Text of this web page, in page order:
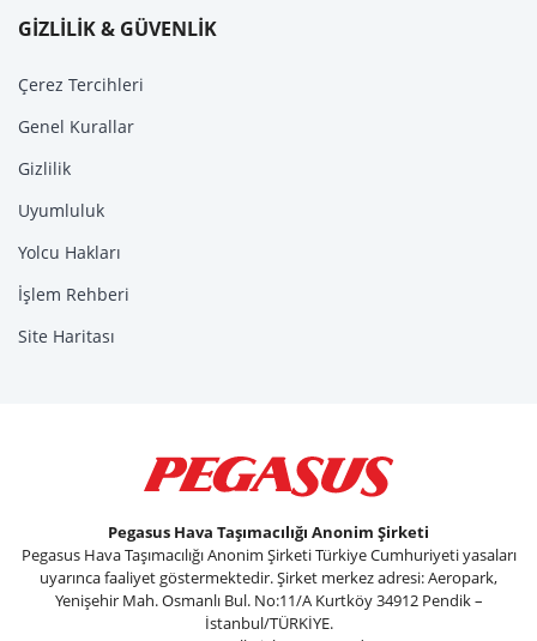
GİZLİLİK & GÜVENLİK
Çerez Tercihleri
Genel Kurallar
Gizlilik
Uyumluluk
Yolcu Hakları
İşlem Rehberi
Site Haritası
Pegasus Hava Taşımacılığı Anonim Şirketi
Pegasus Hava Taşımacılığı Anonim Şirketi Türkiye Cumhuriyeti yasaları
uyarınca faaliyet göstermektedir. Şirket merkez adresi: Aeropark,
Yenişehir Mah. Osmanlı Bul. No:11/A Kurtköy 34912 Pendik –
İstanbul/TÜRKİYE.